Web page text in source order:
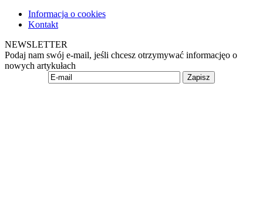
Informacja o cookies
Kontakt
NEWSLETTER
Podaj nam swój e-mail, jeśli chcesz otrzymywać informacjęo o
nowych artykułach
Zapisz